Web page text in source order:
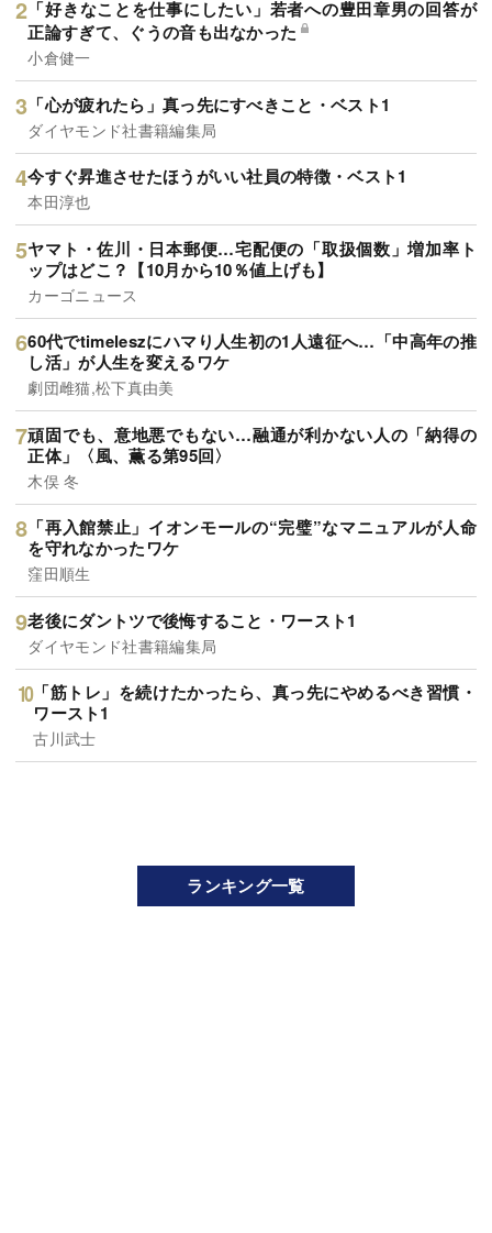
「好きなことを仕事にしたい」若者への豊田章男の回答が
正論すぎて、ぐうの音も出なかった
小倉健一
「心が疲れたら」真っ先にすべきこと・ベスト1
ダイヤモンド社書籍編集局
今すぐ昇進させたほうがいい社員の特徴・ベスト1
本田淳也
ヤマト・佐川・日本郵便…宅配便の「取扱個数」増加率ト
ップはどこ？【10月から10％値上げも】
カーゴニュース
60代でtimeleszにハマり人生初の1人遠征へ…「中高年の推
し活」が人生を変えるワケ
劇団雌猫,松下真由美
頑固でも、意地悪でもない…融通が利かない人の「納得の
正体」〈風、薫る第95回〉
木俣 冬
「再入館禁止」イオンモールの“完璧”なマニュアルが人命
を守れなかったワケ
窪田順生
老後にダントツで後悔すること・ワースト1
ダイヤモンド社書籍編集局
「筋トレ」を続けたかったら、真っ先にやめるべき習慣・
ワースト1
古川武士
ランキング一覧